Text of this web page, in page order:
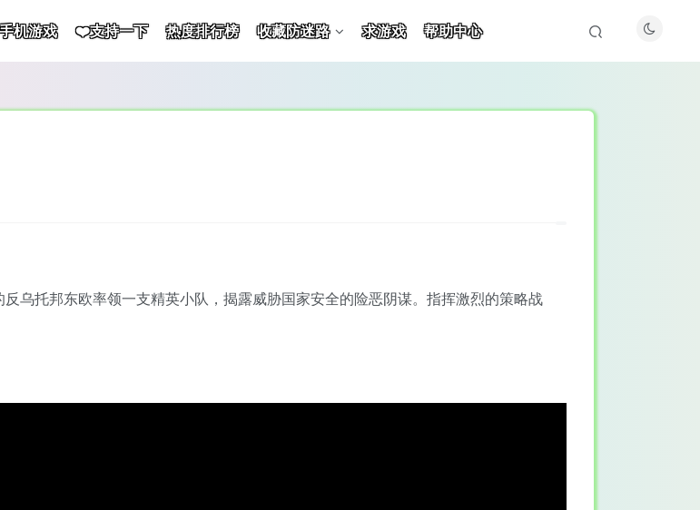
机游戏 ❤️支持一下 热度排行榜 收藏防迷路 求游戏 帮助中心
乌托邦东欧率领一支精英小队，揭露威胁国家安全的险恶阴谋。指挥激烈的策略战